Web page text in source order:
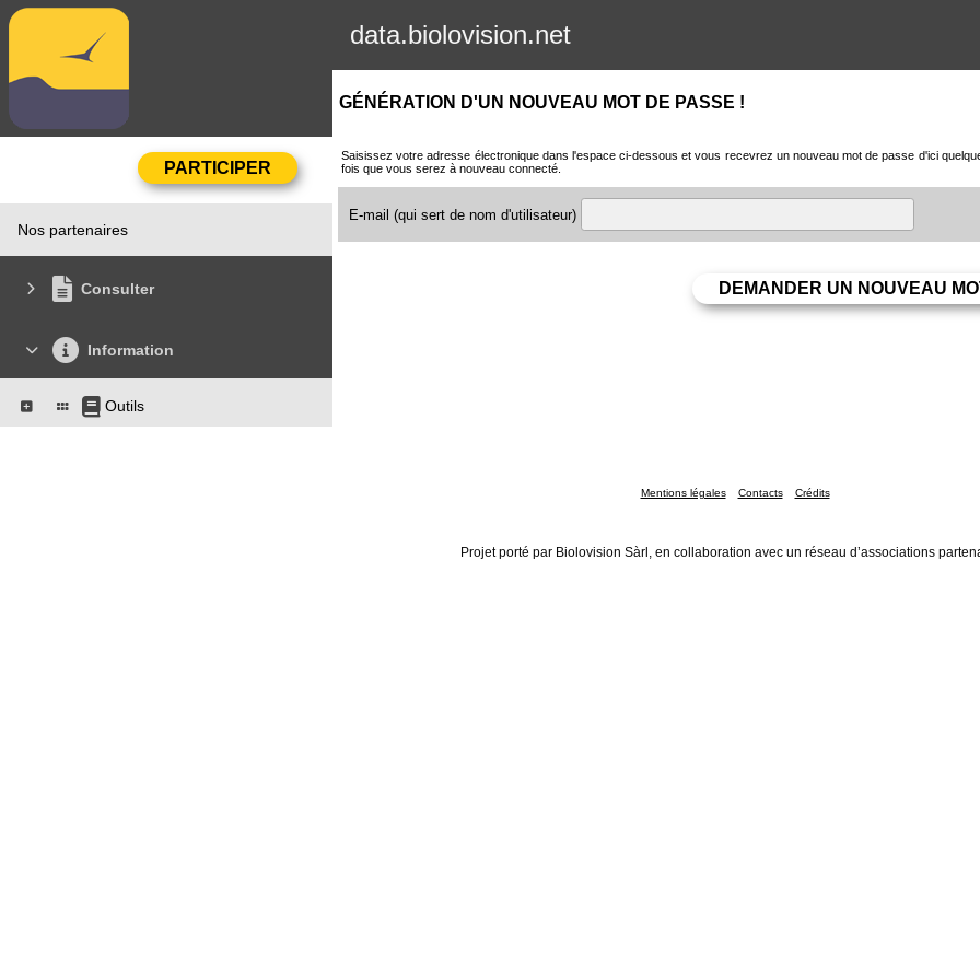
data.biolovision.net
Nos partenaires
Consulter
Information
Outils
GÉNÉRATION D'UN NOUVEAU MOT DE PASSE !
Saisissez votre adresse électronique dans l'espace ci-dessous et vous recevrez un nouveau mot de passe d'ici
fois que vous serez à nouveau connecté.
E-mail (qui sert de nom d'utilisateur)
Mentions légales Contacts Crédits
Projet porté par Biolovision Sàrl, en collaboration avec un réseau d’associations